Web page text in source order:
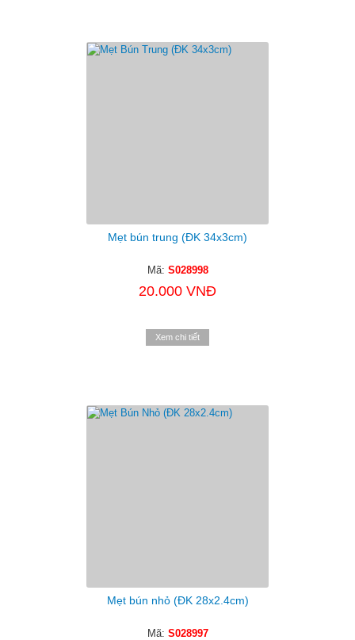
Mẹt bún trung (ĐK 34x3cm)
Mã: S028998
20.000 VNĐ
Xem chi tiết
Mẹt bún nhỏ (ĐK 28x2.4cm)
Mã: S028997